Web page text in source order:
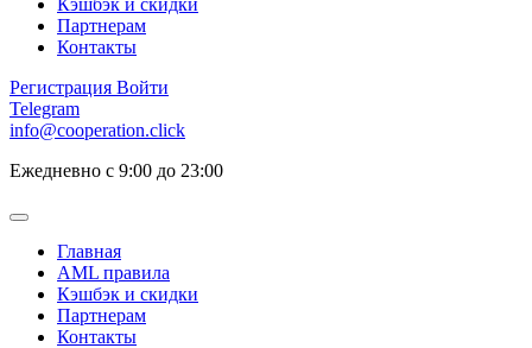
Кэшбэк и cкидки
Партнерам
Контакты
Регистрация Войти
Telegram
info@cooperation.click
Ежедневно с 9:00 до 23:00
Главная
AML правила
Кэшбэк и cкидки
Партнерам
Контакты